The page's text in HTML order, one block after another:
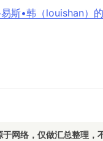
斯•韩（louishan）
于网络，仅做汇总整理，